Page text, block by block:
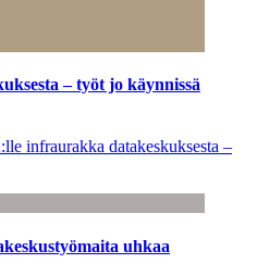
– työt jo käynnissä
infraurakka datakeskuksesta –
uhkaa